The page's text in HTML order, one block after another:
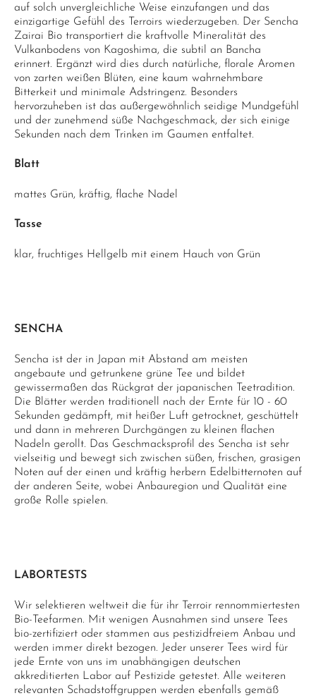
auf solch unvergleichliche Weise einzufangen und das
einzigartige Gefühl des Terroirs wiederzugeben. Der Sencha
Zairai Bio transportiert die kraftvolle Mineralität des
Vulkanbodens von Kagoshima, die subtil an Bancha
erinnert. Ergänzt wird dies durch natürliche, florale Aromen
von zarten weißen Blüten, eine kaum wahrnehmbare
Bitterkeit und minimale Adstringenz. Besonders
hervorzuheben ist das außergewöhnlich seidige Mundgefühl
und der zunehmend süße Nachgeschmack, der sich einige
Sekunden nach dem Trinken im Gaumen entfaltet.
Blatt
mattes Grün, kräftig, flache Nadel
Tasse
klar, fruchtiges Hellgelb mit einem Hauch von Grün
SENCHA
Sencha ist der in Japan mit Abstand am meisten
angebaute und getrunkene grüne Tee und bildet
gewissermaßen das Rückgrat der japanischen Teetradition.
Die Blätter werden traditionell nach der Ernte für 10 - 60
Sekunden gedämpft, mit heißer Luft getrocknet, geschüttelt
und dann in mehreren Durchgängen zu kleinen flachen
Nadeln gerollt. Das Geschmacksprofil des Sencha ist sehr
vielseitig und bewegt sich zwischen süßen, frischen, grasigen
Noten auf der einen und kräftig herbern Edelbitternoten auf
der anderen Seite, wobei Anbauregion und Qualität eine
große Rolle spielen.
LABORTESTS
Wir selektieren weltweit die für ihr Terroir rennommiertesten
Bio-Teefarmen. Mit wenigen Ausnahmen sind unsere Tees
bio-zertifiziert oder stammen aus pestizidfreiem Anbau und
werden immer direkt bezogen. Jeder unserer Tees wird für
jede Ernte von uns im unabhängigen deutschen
akkreditierten Labor auf Pestizide getestet. Alle weiteren
relevanten Schadstoffgruppen werden ebenfalls gemäß